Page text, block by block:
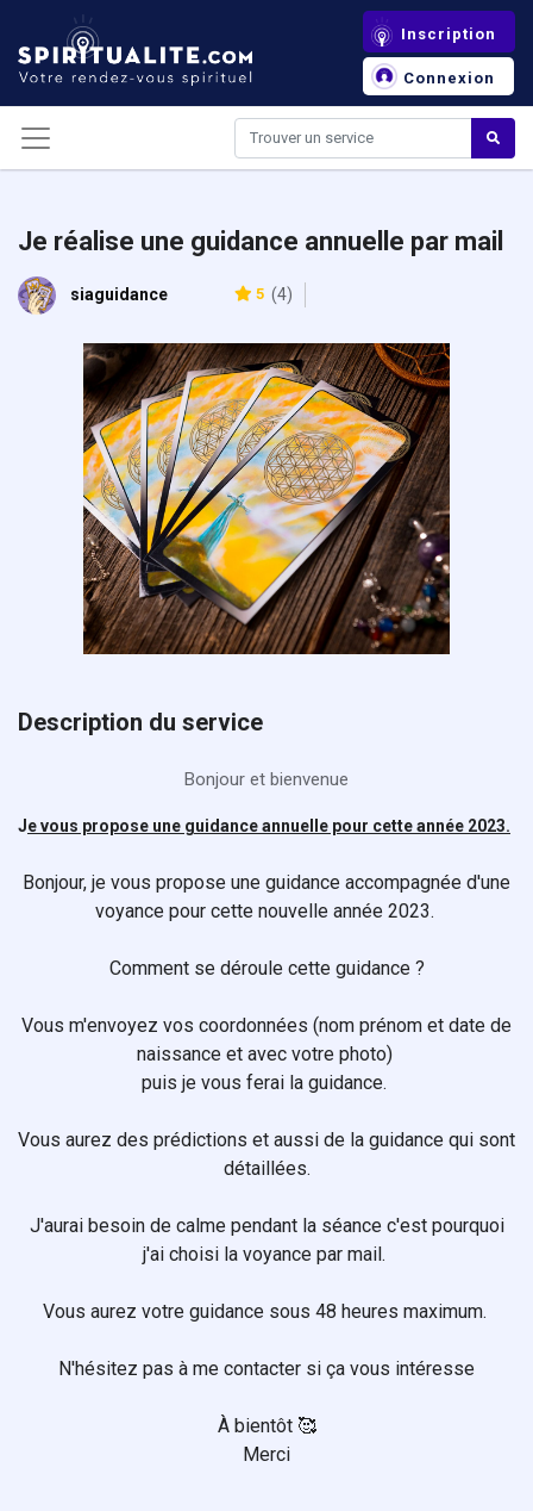
Inscription
Connexion
Je réalise une guidance annuelle par mail
siaguidance 5 (4)
Description du service
Bonjour et bienvenue
Je vous propose une guidance annuelle pour cette année 2023.
Bonjour, je vous propose une guidance accompagnée d'une
voyance pour cette nouvelle année 2023.
Comment se déroule cette guidance ?
Vous m'envoyez vos coordonnées (nom prénom et date de
naissance et avec votre photo)
puis je vous ferai la guidance.
Vous aurez des prédictions et aussi de la guidance qui sont
détaillées.
J'aurai besoin de calme pendant la séance c'est pourquoi
j'ai choisi la voyance par mail.
Vous aurez votre guidance sous 48 heures maximum.
N'hésitez pas à me contacter si ça vous intéresse
À bientôt 🥰
Merci